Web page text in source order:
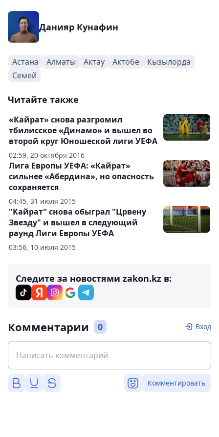
Данияр Кунафин
Астана Алматы Актау Актобе
Кызылорда
Семей
Читайте также
02:59, 20 октября 2016
«Кайрат» снова разгромил
тбилисское «Динамо» и вышел во
второй круг Юношеской лиги УЕФА
04:45, 31 июля 2015
Лига Европы УЕФА: «Кайрат»
сильнее «Абердина», но опасность
сохраняется
03:56, 10 июля 2015
"Кайрат" снова обыграл "Црвену
Звезду" и вышел в следующий
раунд Лиги Европы УЕФА
Следите за новостями zakon.kz в:
Комментарии 0 Вход
Комментировать